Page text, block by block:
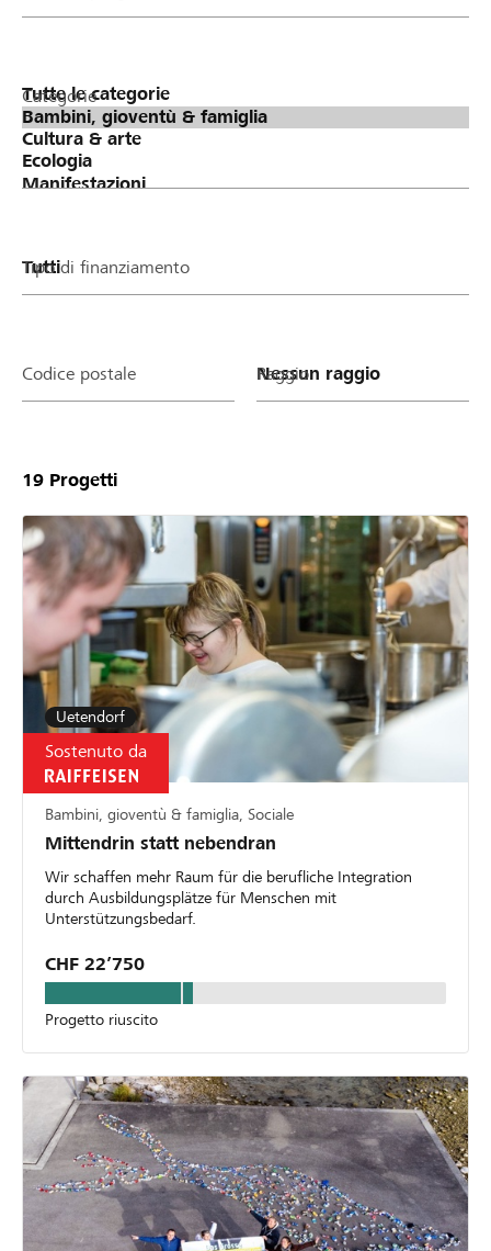
Categorie
Tipo di finanziamento
Codice postale Raggio
19 Progetti
Uetendorf
Sostenuto da
Bambini, gioventù & famiglia, Sociale
Mittendrin statt nebendran
Wir schaffen mehr Raum für die berufliche Integration
durch Ausbildungsplätze für Menschen mit
Unterstützungsbedarf.
CHF 22’750
Progetto riuscito